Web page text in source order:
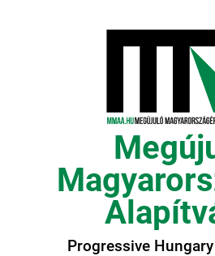
Progressive